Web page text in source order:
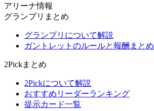
アリーナ情報
グランプリまとめ
グランプリについて解説
ガントレットのルールと報酬まとめ
2Pickまとめ
2Pickについて解説
おすすめリーダーランキング
提示カード一覧